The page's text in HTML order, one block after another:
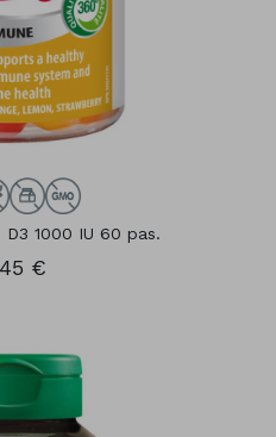
1000 IU 60 pas.
€